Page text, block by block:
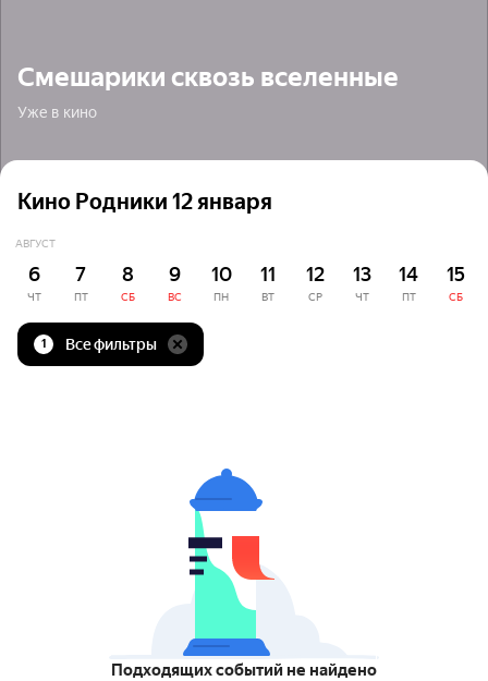
Смешарики сквозь вселенные
Уже в кино
Кино Родники 12 января
АВГУСТ
6
ЧТ
7
ПТ
8
СБ
9
ВС
10
ПН
11
ВТ
12
СР
13
ЧТ
14
ПТ
15
СБ
1 Все фильтры
Подходящих событий не найдено